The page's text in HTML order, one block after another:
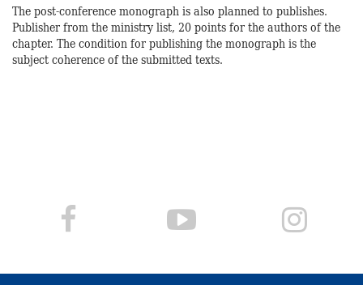
The post-conference monograph is also planned to publishes.
Publisher from the ministry list, 20 points for the authors of the
chapter. The condition for publishing the monograph is the
subject coherence of the submitted texts.